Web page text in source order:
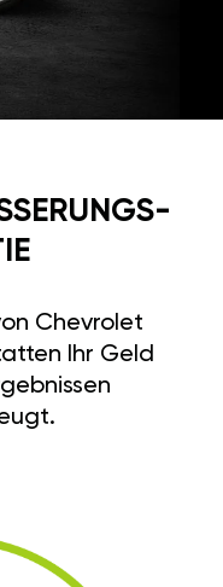
Chevrolet
Ihr Geld